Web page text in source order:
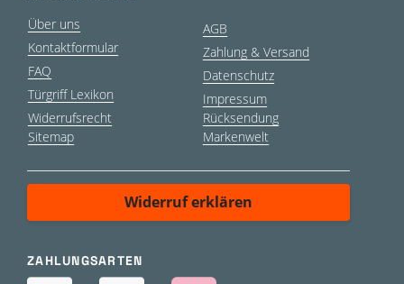
Über uns
Kontaktformular
FAQ
Türgriff Lexikon
Widerrufsrecht
Sitemap
AGB
Zahlung & Versand
Datenschutz
Impressum
Rücksendung
Markenwelt
Widerruf erklären
ZAHLUNGSARTEN